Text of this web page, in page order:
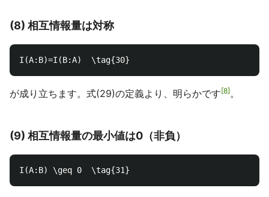
(8) 相互情報量は対称
が成り立ちます。式(29)の定義より、明らかです 8 。
(9) 相互情報量の最小値は0（非負）